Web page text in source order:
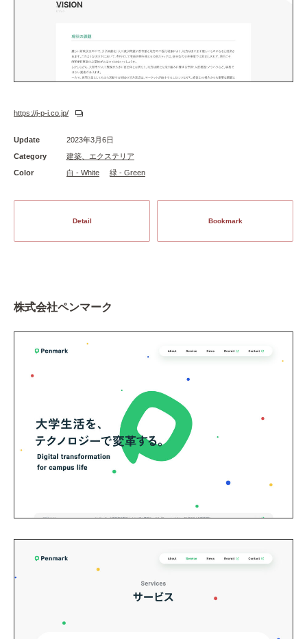
https://j-p-i.co.jp/
Update
2023年3月6日
Category
建築、エクステリア
Color
白 - White 緑 - Green
Detail Bookmark
株式会社ペンマーク